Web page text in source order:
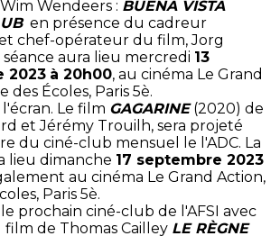
Wendeers : BUENA VISTA
en présence du cadreur
chef-opérateur du film, Jorg
séance aura lieu mercredi 13
2023 à 20h00, au cinéma Le Grand
des Écoles, Paris 5è.
Le film GAGARINE(2020) de
et Jérémy Trouilh, sera projeté
du ciné-club mensuel le l'ADC. La
lieu dimanche 17 septembre 2023
au cinéma Le Grand Action,
Paris 5è.
prochain ciné-club de l'AFSI avec
film de Thomas Cailley LE RÈGNE